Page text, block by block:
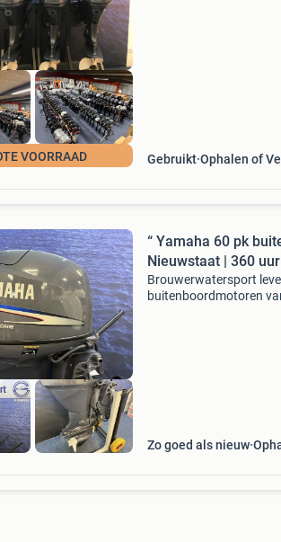
VOORRAAD Gebruikt Ophalen of
“ Yamaha 60 pk
Nieuwstaat | 360 uur
Brouwerwatersport
buitenboordmotoren
Zo goed als nieuw